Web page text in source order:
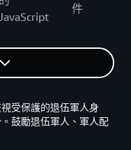
件
受保護的退伍軍人身
鼓勵退伍軍人、軍人配